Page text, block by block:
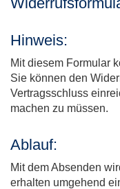
Hinweis:
Mit diesem Formular
Sie können den
Vertragsschluss
machen zu müssen.
Ablauf:
Mit dem Absenden
erhalten umgehend